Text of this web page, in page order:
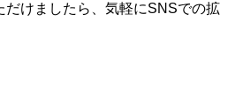
だけましたら、気軽にSNSでの拡